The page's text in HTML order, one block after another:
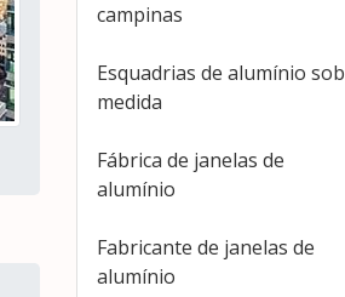
campinas
Esquadrias de alumínio sob
medida
Fábrica de janelas de
alumínio
Fabricante de janelas de
alumínio